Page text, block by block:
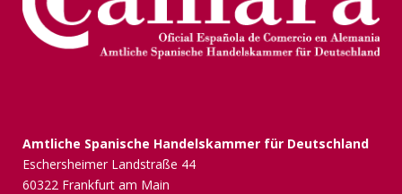
Amtliche Spanische Handelskammer für Deutschland
Eschersheimer Landstraße 44
60322 Frankfurt am Main